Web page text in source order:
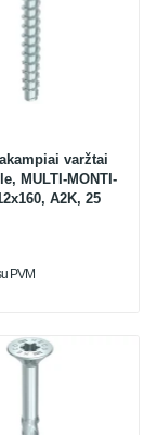
varžtai
MULTI-MONTI-
A2K, 25
PVM